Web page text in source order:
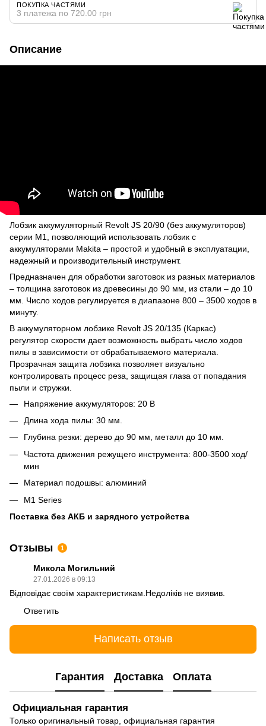
ПОКУПКА ЧАСТЯМИ
3 платежа по 720.00 грн
Описание
Лобзик аккумуляторный Revolt JS 20/90 (без аккумуляторов)
серии М1, позволяющий использовать лобзик с
аккумуляторами Makita – простой и удобный в эксплуатации,
надежный и производительный инструмент.
Предназначен для обработки заготовок из разных материалов
– толщина заготовок из древесины до 90 мм, из стали – до 10
мм. Число ходов регулируется в диапазоне 800 – 3500 ходов в
минуту.
В аккумуляторном лобзике Revolt JS 20/135 (Каркас)
регулятор скорости дает возможность выбрать число ходов
пилы в зависимости от обрабатываемого материала.
Прозрачная защита лобзика позволяет визуально
контролировать процесс реза, защищая глаза от попадания
пыли и стружки.
Напряжение аккумуляторов: 20 В
Длина хода пилы: 30 мм.
Глубина резки: дерево до 90 мм, металл до 10 мм.
Частота движения режущего инструмента: 800-3500 ход/
мин
Материал подошвы: алюминий
М1 Series
Поставка без АКБ и зарядного устройства
Отзывы 1
Микола Могильний
27.01.2026 в 09:13
Відповідає своїм характеристикам.Недоліків не виявив.
Ответить
Написать отзыв
Гарантия Доставка Оплата
Официальная гарантия
Только оригинальный товар, официальная гарантия